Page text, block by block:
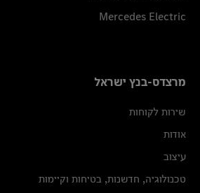
Mercedes Electric
מרצדס-בנץ ישראל
שירות לקוחות
אודות
עיצוב
טכנולוגיה, חדשנות, בטיחות וקיימות